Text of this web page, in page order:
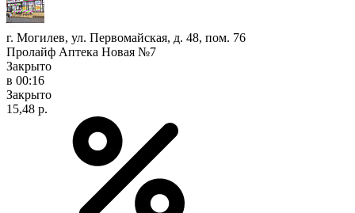
г. Могилев, ул. Первомайская, д. 48, пом. 76
Пролайф Аптека Новая №7
Закрыто
в 00:16
Закрыто
15,48 р.